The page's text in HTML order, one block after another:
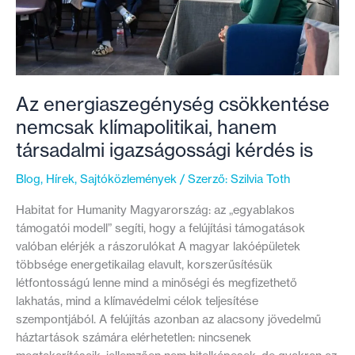
Az energiaszegénység csökkentése
nemcsak klímapolitikai, hanem
társadalmi igazságossági kérdés is
Blog, Hírek, Sajtóközlemények / Szerző: Szilvia Toth
Habitat for Humanity Magyarország: az „egyablakos
támogatói modell” segíti, hogy a felújítási támogatások
valóban elérjék a rászorulókat A magyar lakóépületek
többsége energetikailag elavult, korszerűsítésük
létfontosságú lenne mind a minőségi és megfizethető
lakhatás, mind a klímavédelmi célok teljesítése
szempontjából. A felújítás azonban az alacsony jövedelmű
háztartások számára elérhetetlen: nincsenek